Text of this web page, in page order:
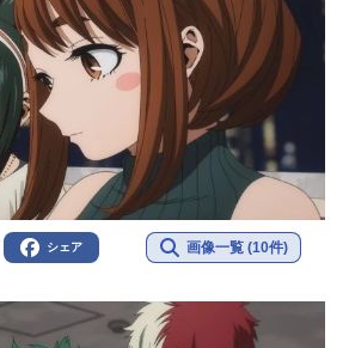
シェア 画像一覧 (10件)